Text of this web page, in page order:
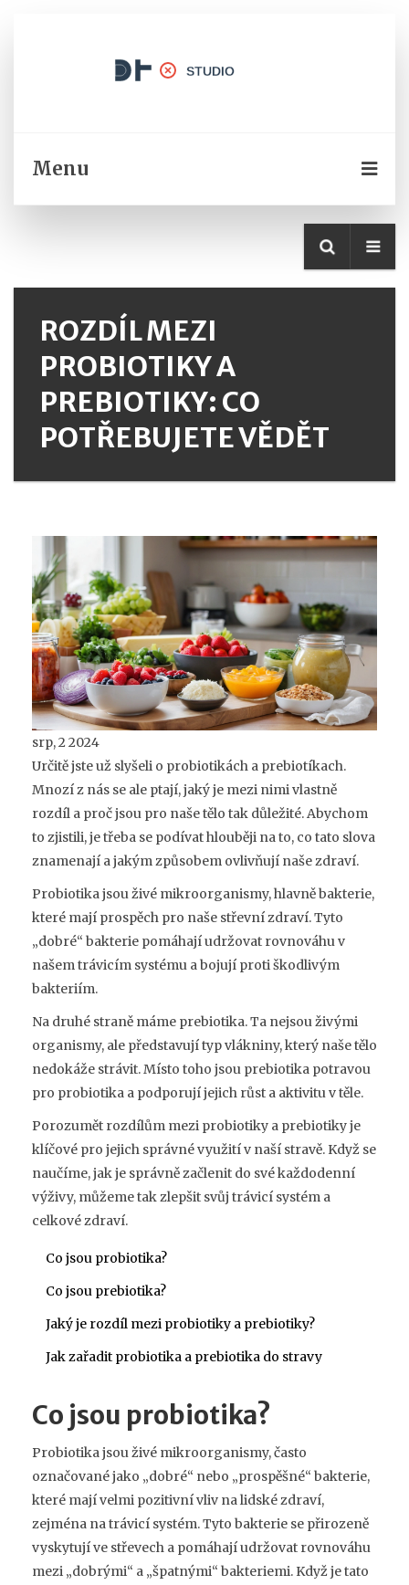
Menu
ROZDÍL MEZI
PROBIOTIKY A
PREBIOTIKY: CO
POTŘEBUJETE VĚDĚT
srp, 2 2024
Určitě jste už slyšeli o probiotikách a prebiotíkach.
Mnozí z nás se ale ptají, jaký je mezi nimi vlastně
rozdíl a proč jsou pro naše tělo tak důležité. Abychom
to zjistili, je třeba se podívat hlouběji na to, co tato slova
znamenají a jakým způsobem ovlivňují naše zdraví.
Probiotika jsou živé mikroorganismy, hlavně bakterie,
které mají prospěch pro naše střevní zdraví. Tyto
„dobré“ bakterie pomáhají udržovat rovnováhu v
našem trávicím systému a bojují proti škodlivým
bakteriím.
Na druhé straně máme prebiotika. Ta nejsou živými
organismy, ale představují typ vlákniny, který naše tělo
nedokáže strávit. Místo toho jsou prebiotika potravou
pro probiotika a podporují jejich růst a aktivitu v těle.
Porozumět rozdílům mezi probiotiky a prebiotiky je
klíčové pro jejich správné využití v naší stravě. Když se
naučíme, jak je správně začlenit do své každodenní
výživy, můžeme tak zlepšit svůj trávicí systém a
celkové zdraví.
Co jsou probiotika?
Co jsou prebiotika?
Jaký je rozdíl mezi probiotiky a prebiotiky?
Jak zařadit probiotika a prebiotika do stravy
Co jsou probiotika?
Probiotika jsou živé mikroorganismy, často
označované jako „dobré“ nebo „prospěšné“ bakterie,
které mají velmi pozitivní vliv na lidské zdraví,
zejména na trávicí systém. Tyto bakterie se přirozeně
vyskytují ve střevech a pomáhají udržovat rovnováhu
mezi „dobrými“ a „špatnými“ bakteriemi. Když je tato